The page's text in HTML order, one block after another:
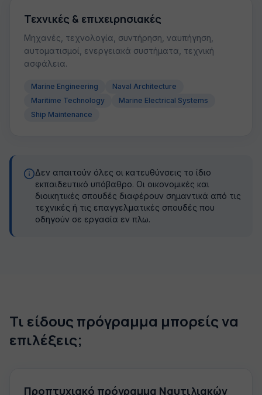
Τεχνικές & επιχειρησιακές
Μηχανές, τεχνολογία, συντήρηση, ναυπήγηση,
αυτοματισμοί, ενεργειακά συστήματα, τεχνική
ασφάλεια.
Marine Engineering
Naval Architecture
Maritime Technology
Marine Electrical Systems
Ship Maintenance
Δεν απαιτούν όλες οι κατευθύνσεις το ίδιο
εκπαιδευτικό υπόβαθρο. Οι οικονομικές και
διοικητικές σπουδές διαφέρουν σημαντικά από τις
τεχνικές ή τις επαγγελματικές σπουδές που
οδηγούν σε εργασία εν πλω.
Τι είδους πρόγραμμα μπορείς να
επιλέξεις;
Προπτυχιακό πρόγραμμα Ναυτιλιακών